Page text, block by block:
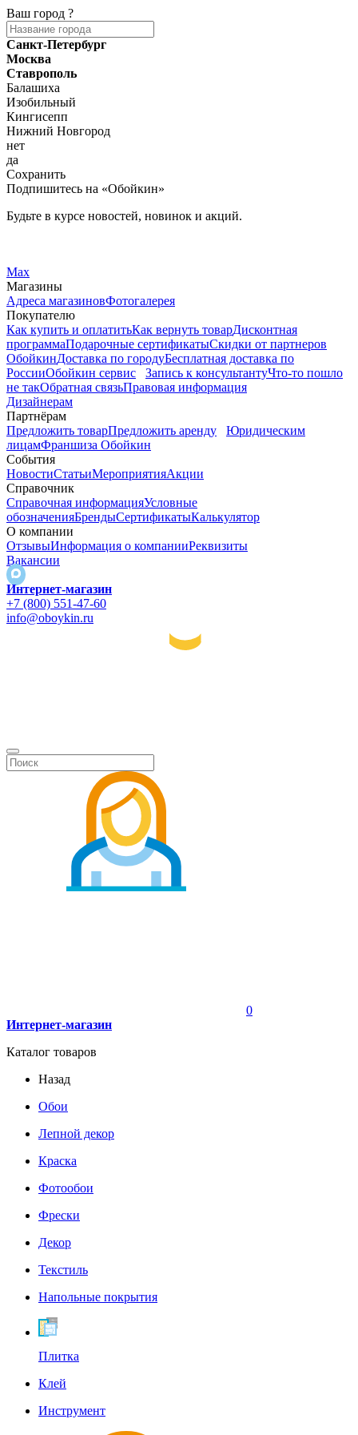
Ваш город ?
Санкт-Петербург
Москва
Ставрополь
Балашиха
Изобильный
Кингисепп
Нижний Новгород
нет
да
Сохранить
Подпишитесь на «Обойкин»
Будьте в курсе новостей, новинок и акций.
Max
Магазины
Адреса магазиновФотогалерея
Покупателю
Как купить и оплатитьКак вернуть товарДисконтная
программаПодарочные сертификатыСкидки от партнеров
ОбойкинДоставка по городуБесплатная доставка по
РоссииОбойкин сервис Запись к консультантуЧто-то пошло
не такОбратная связьПравовая информация
Дизайнерам
Партнёрам
Предложить товарПредложить аренду
Юридическим
лицамФраншиза Обойкин
События
НовостиСтатьиМероприятияАкции
Справочник
Справочная информацияУсловные
обозначенияБрендыСертификатыКалькулятор
О компании
ОтзывыИнформация о компанииРеквизиты
Вакансии
Интернет-магазин
+7 (800) 551-47-60
info@oboykin.ru
0
Интернет-магазин
Каталог товаров
Назад
Обои
Лепной декор
Краска
Фотообои
Фрески
Декор
Текстиль
Напольные покрытия
Плитка
Клей
Инструмент